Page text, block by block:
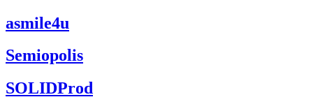
asmile4u
Semiopolis
SOLIDProd